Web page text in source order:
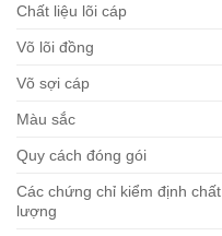
Chất liệu lõi cáp
Võ lõi đồng
Võ sợi cáp
Màu sắc
Quy cách đóng gói
Các chứng chỉ kiểm định chất
lượng